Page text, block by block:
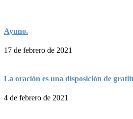
Ayuno.
17 de febrero de 2021
La oración es una disposición de
4 de febrero de 2021